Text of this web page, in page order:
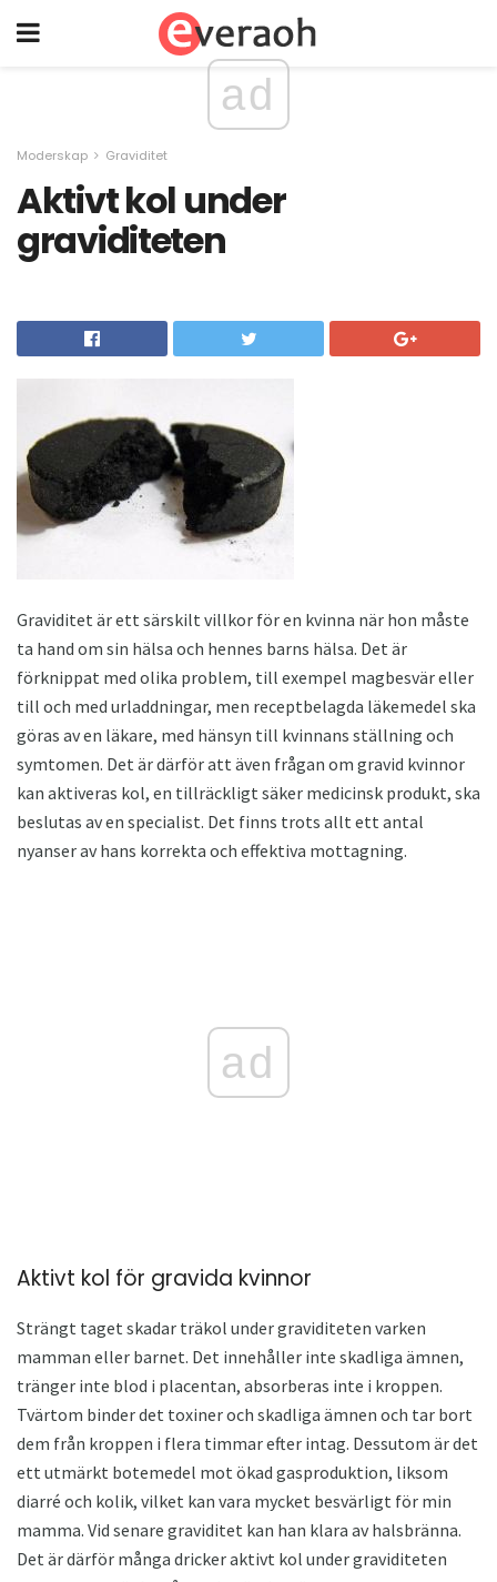
ad
Moderskap Graviditet
Aktivt kol under
graviditeten
Graviditet är ett särskilt villkor för en kvinna när hon måste
ta hand om sin hälsa och hennes barns hälsa. Det är
förknippat med olika problem, till exempel magbesvär eller
till och med urladdningar, men receptbelagda läkemedel ska
göras av en läkare, med hänsyn till kvinnans ställning och
symtomen. Det är därför att även frågan om gravid kvinnor
kan aktiveras kol, en tillräckligt säker medicinsk produkt, ska
beslutas av en specialist. Det finns trots allt ett antal
nyanser av hans korrekta och effektiva mottagning.
ad
Aktivt kol för gravida kvinnor
Strängt taget skadar träkol under graviditeten varken
mamman eller barnet. Det innehåller inte skadliga ämnen,
tränger inte blod i placentan, absorberas inte i kroppen.
Tvärtom binder det toxiner och skadliga ämnen och tar bort
dem från kroppen i flera timmar efter intag. Dessutom är det
ett utmärkt botemedel mot ökad gasproduktion, liksom
diarré och kolik, vilket kan vara mycket besvärligt för min
mamma. Vid senare graviditet kan han klara av halsbränna.
Det är därför många dricker aktivt kol under graviditeten